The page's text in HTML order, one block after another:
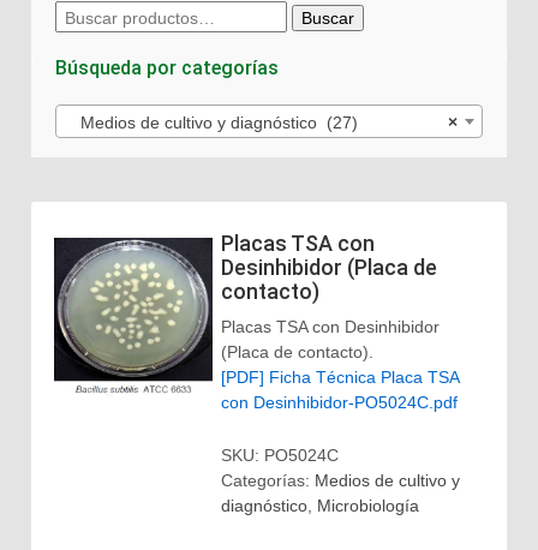
Buscar
por:
Buscar
Búsqueda por categorías
×
Medios de cultivo y diagnóstico (27)
Placas TSA con
Desinhibidor (Placa de
contacto)
Placas TSA con Desinhibidor
(Placa de contacto).
[PDF] Ficha Técnica Placa TSA
con Desinhibidor-PO5024C.pdf
SKU: PO5024C
Categorías: Medios de cultivo y
diagnóstico Microbiología